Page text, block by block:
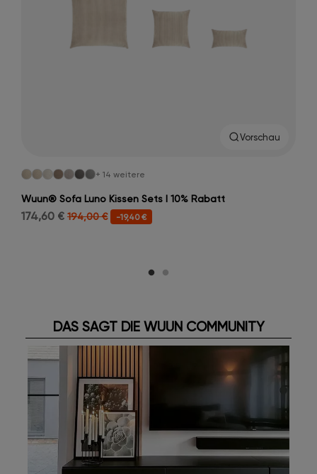
Vorschau
+ 14 weitere
Wuun® Sofa Luno Kissen Sets I 10% Rabatt
174,60 € 194,00 € -19,40 €
DAS SAGT DIE WUUN COMMUNITY